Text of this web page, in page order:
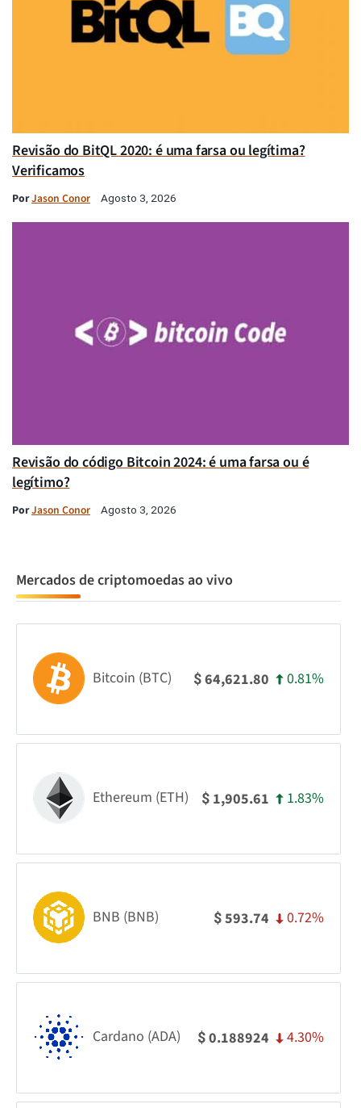
Revisão do BitQL 2020: é uma farsa ou legítima?
Verificamos
PorJason Conor Agosto 3, 2026
Revisão do código Bitcoin 2024: é uma farsa ou é
legítimo?
PorJason Conor Agosto 3, 2026
Mercados de criptomoedas ao vivo
Bitcoin (BTC) $64,621.80 0.81%
Ethereum (ETH) $ 1,905.61 1.83%
BNB (BNB) $593.74 0.72%
Cardano (ADA) $0.188924 4.30%